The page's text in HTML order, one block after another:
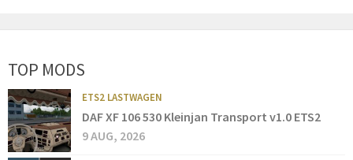
TOP MODS
ETS2 LASTWAGEN
DAF XF 106 530 Kleinjan Transport v1.0 ETS2
9 AUG, 2026